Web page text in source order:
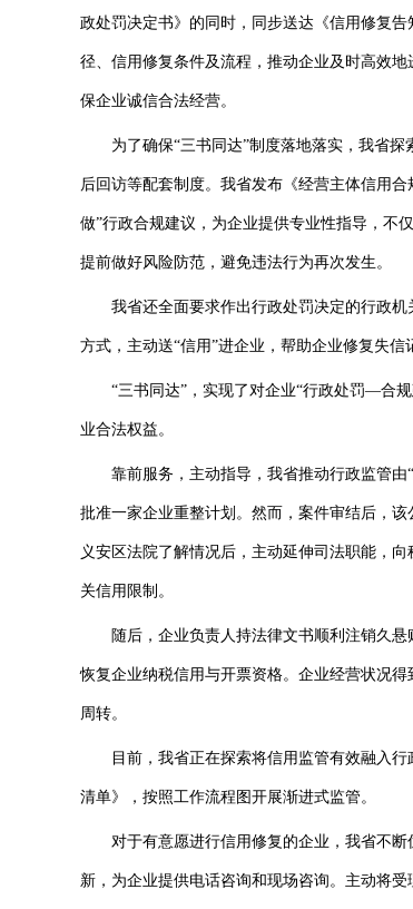
政处罚决定书》的同时，同步送达《信用修复
径、信用修复条件及流程，推动企业及时高效
保企业诚信合法经营。
为了确保“三书同达”制度落地落实，我省探
后回访等配套制度。我省发布《经营主体信用
做”行政合规建议，为企业提供专业性指导，不
提前做好风险防范，避免违法行为再次发生。
我省还全面要求作出行政处罚决定的行政机
方式，主动送“信用”进企业，帮助企业修复失信
“三书同达”，实现了对企业“行政处罚—合规
业合法权益。
靠前服务，主动指导，我省推动行政监管由“
批准一家企业重整计划。然而，案件审结后，
义安区法院了解情况后，主动延伸司法职能，
关信用限制。
随后，企业负责人持法律文书顺利注销久悬
恢复企业纳税信用与开票资格。企业经营状况
周转。
目前，我省正在探索将信用监管有效融入行
清单》，按照工作流程图开展渐进式监管。
对于有意愿进行信用修复的企业，我省不断
新，为企业提供电话咨询和现场咨询。主动将